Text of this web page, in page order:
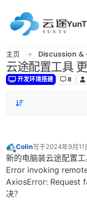
主页 Discussion &
云途配置工具
开发环境搭建 8
离线
Colin写于2024年9月11
最后由 编辑
新的电脑装云途配置
Error invoking
AxiosError: Request
决？